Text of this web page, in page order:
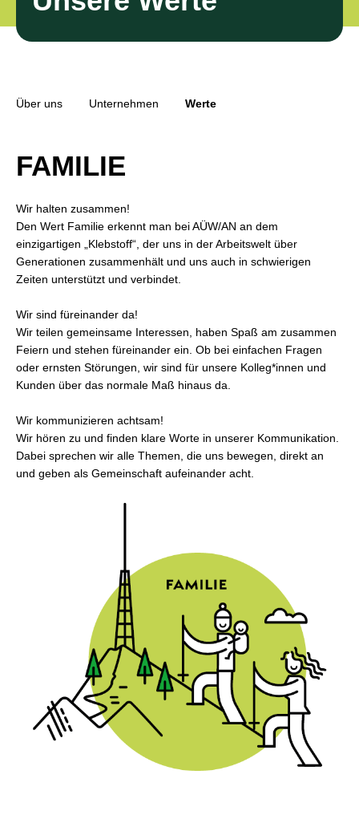
Über uns Unternehmen Werte
FAMILIE
Wir halten zusammen!
Den Wert Familie erkennt man bei AÜW/AN an dem
einzigartigen „Klebstoff“, der uns in der Arbeitswelt über
Generationen zusammenhält und uns auch in schwierigen
Zeiten unterstützt und verbindet.
Wir sind füreinander da!
Wir teilen gemeinsame Interessen, haben Spaß am zusammen
Feiern und stehen füreinander ein. Ob bei einfachen Fragen
oder ernsten Störungen, wir sind für unsere Kolleg*innen und
Kunden über das normale Maß hinaus da.
Wir kommunizieren achtsam!
Wir hören zu und finden klare Worte in unserer Kommunikation.
Dabei sprechen wir alle Themen, die uns bewegen, direkt an
und geben als Gemeinschaft aufeinander acht.